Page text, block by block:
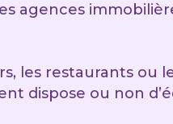
agences
les restaurants ou
dispose ou non